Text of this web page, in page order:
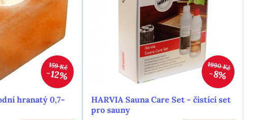
159 Kč
12%
hranatý 0,7-
1990 Kč
8%
HARVIA Sauna Care Set - čistící set
pro sauny